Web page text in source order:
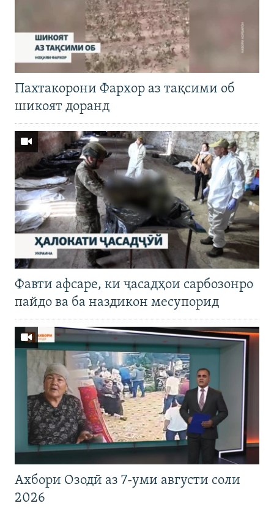
Пахтакорони Фархор аз тақсими об
шикоят доранд
Фавти афсаре, ки ҷасадҳои сарбозонро
пайдо ва ба наздикон месупорид
Ахбори Озодӣ аз 7-уми августи соли
2026